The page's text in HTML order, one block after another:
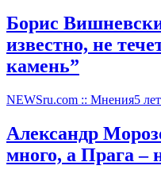
Борис
известно, не
камень”
NEWSru.com :: Мнения5
Александр
много, а Прага –